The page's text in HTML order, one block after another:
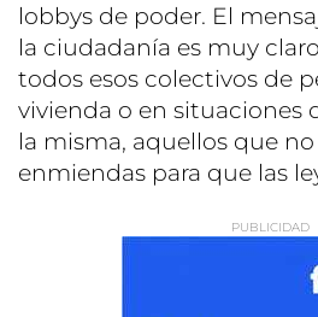
lobbys de poder. El
la ciudadanía es muy
todos esos colectivos de
vivienda o en situaciones
la misma, aquellos que
enmiendas para que las